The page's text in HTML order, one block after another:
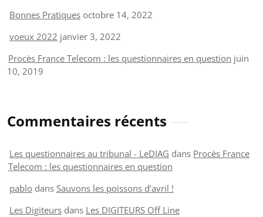
Bonnes Pratiques octobre 14, 2022
voeux 2022 janvier 3, 2022
Procès France Telecom : les questionnaires en question juin
10, 2019
Commentaires récents
Les questionnaires au tribunal - LeDIAG dans Procès France
Telecom : les questionnaires en question
pablo dans Sauvons les poissons d’avril !
Les Digiteurs dans Les DIGITEURS Off Line